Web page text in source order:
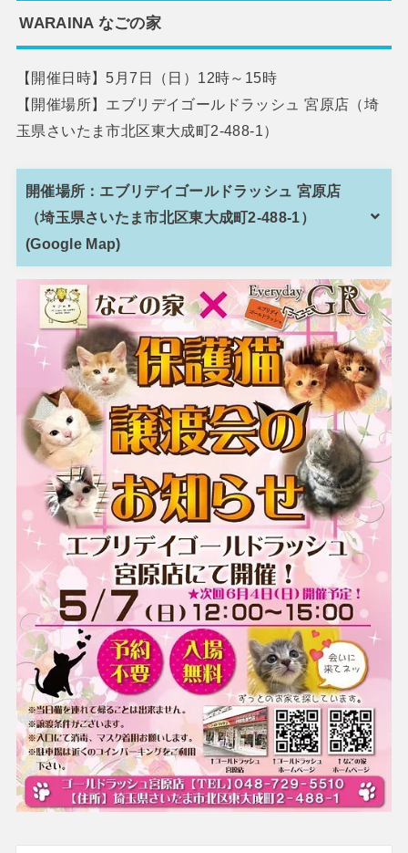
WARAINA なごの家
【開催日時】5月7日（日）12時～15時
【開催場所】エブリデイゴールドラッシュ 宮原店（埼
玉県さいたま市北区東大成町2-488-1）
開催場所：エブリデイゴールドラッシュ 宮原店
（埼玉県さいたま市北区東大成町2-488-1）
(Google Map)